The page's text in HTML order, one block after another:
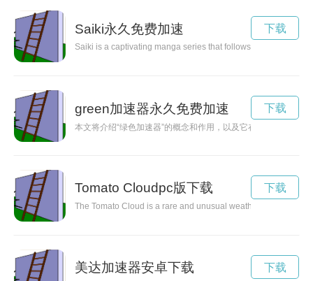
Saiki永久免费加速
Saiki is a captivating manga series that follows the life of a
下载
green加速器永久免费加速
本文将介绍“绿色加速器”的概念和作用，以及它在推动可持续
下载
Tomato Cloudpc版下载
The Tomato Cloud is a rare and unusual weather
下载
美达加速器安卓下载 下载